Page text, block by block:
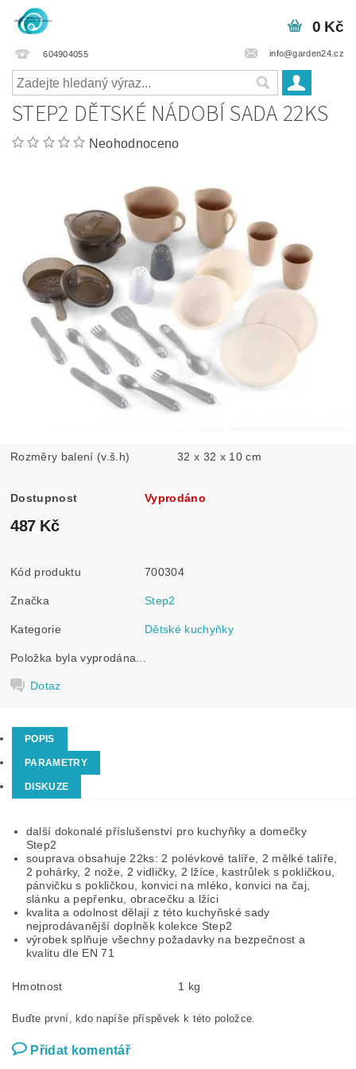
604904055 info@garden24.cz
0 Kč
STEP2 DĚTSKÉ NÁDOBÍ SADA 22KS
Neohodnoceno
Rozměry balení (v.š.h) 32 x 32 x 10 cm
Dostupnost Vyprodáno
487 Kč
Kód produktu 700304
Značka Step2
Kategorie Dětské kuchyňky
Položka byla vyprodána...
Dotaz
POPIS
PARAMETRY
DISKUZE
další dokonalé příslušenství pro kuchyňky a domečky
Step2
souprava obsahuje 22ks: 2 polévkové talíře, 2 mělké talíře,
2 pohárky, 2 nože, 2 vidličky, 2 lžíce, kastrůlek s pokličkou,
pánvičku s pokličkou, konvici na mléko, konvici na čaj,
slánku a pepřenku, obracečku a lžíci
kvalita a odolnost dělají z této kuchyňské sady
nejprodávanější doplněk kolekce Step2
výrobek splňuje všechny požadavky na bezpečnost a
kvalitu dle EN 71
Hmotnost 1 kg
Buďte první, kdo napíše příspěvek k této položce.
Přidat komentář